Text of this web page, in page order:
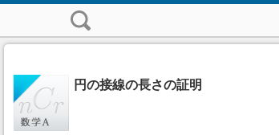
円の接線の長さの証明